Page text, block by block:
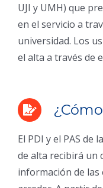
UJI y UMH) que
en el servicio a
universidad. Los
el alta a través de
El PDI y el PAS de
de alta recibirá un
información de las